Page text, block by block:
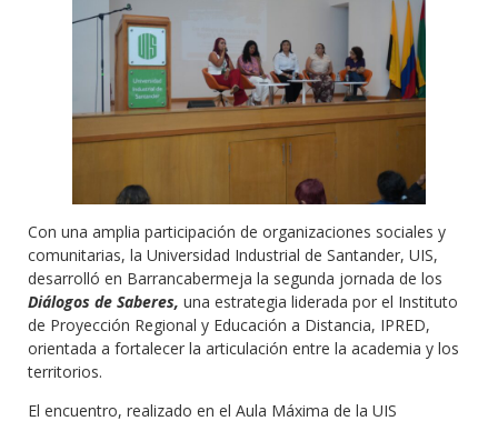
Con una amplia participación de organizaciones sociales y
comunitarias, la Universidad Industrial de Santander, UIS,
desarrolló en Barrancabermeja la segunda jornada de los
Diálogos de Saberes, una estrategia liderada por el Instituto
de Proyección Regional y Educación a Distancia, IPRED,
orientada a fortalecer la articulación entre la academia y los
territorios.
El encuentro, realizado en el Aula Máxima de la UIS